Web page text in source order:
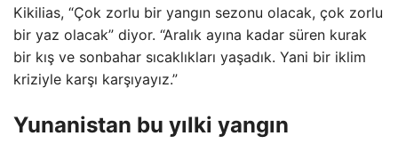
Kikilias, “Çok zorlu bir yangın sezonu olacak, çok zorlu
bir yaz olacak” diyor. “Aralık ayına kadar süren kurak
bir kış ve sonbahar sıcaklıkları yaşadık. Yani bir iklim
kriziyle karşı karşıyayız.”
Yunanistan bu yılki yangın